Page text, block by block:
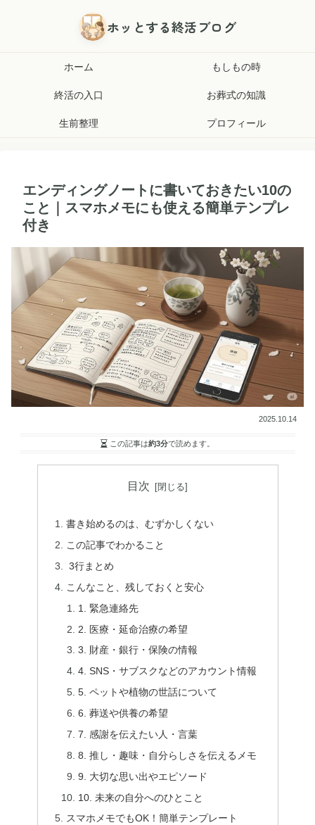
ホッとする終活ブログ
ホーム もしもの時
終活の入口 お葬式の知識
生前整理 プロフィール
エンディングノートに書いておきたい10の
こと｜スマホメモにも使える簡単テンプレ
付き
2025.10.14
この記事は約3分で読めます。
目次
書き始めるのは、むずかしくない
この記事でわかること
3行まとめ
こんなこと、残しておくと安心
1. 緊急連絡先
2. 医療・延命治療の希望
3. 財産・銀行・保険の情報
4. SNS・サブスクなどのアカウント情報
5. ペットや植物の世話について
6. 葬送や供養の希望
7. 感謝を伝えたい人・言葉
8. 推し・趣味・自分らしさを伝えるメモ
9. 大切な思い出やエピソード
10. 未来の自分へのひとこと
スマホメモでもOK！簡単テンプレート